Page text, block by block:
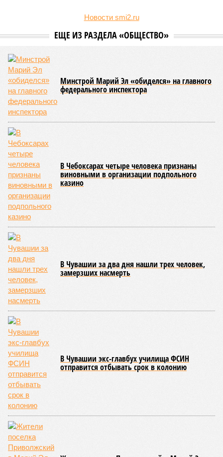
Региональные власти не ограничились
дисциплины в качестве приоритетной, но также утвердили
официальную систему спортивных званий и
соответствующие положения и образцы наградных
атрибутов на уровне правительства субъекта. Согласно
обнародованным материалам, введены удостоверения и
нагрудные знаки мастера спорта Чувашии международного
класса по керешу, а также мастера спорта Чувашии.
Параллельно с этим разработана полная разрядная сетка
по керешу, охватывающая все ступени от третьего
юношеского разряда до уровня кандидата в мастера
спорта. Такая структура призвана обеспечить системность
в подготовке юных атлетов и создать чёткие ориентиры
для последовательного повышения их квалификации.
Керешу представляет собой традиционное единоборство,
уходящее корнями в культуру чувашского народа. Схватка
проходит следующим образом: соперники располагаются
лицом друг к другу, при этом через пояс каждого из них
перекинуто специальное матерчатое полотенце;
удерживаясь за этот элемент экипировки, борцы вступают
в противоборство, основная задача которого заключается в
том, чтобы опрокинуть противника.
Современная версия чувашской национальной борьбы
была создана в 1990-х годах. С того периода дисциплина
переживает этап активного возрождения, сохраняя при
этом неразрывную связь с многовековыми народными
традициями.
В настоящее время керешу демонстрирует рост
популярности. В 2024 году в столице республики, городе
Чебоксары, на базе спортивной школы № 11 состоялось
торжественное открытие Республиканского центра
единоборств «Керешу». площадка имеет все необходимые
условия для полноценной подготовки спортсменов
высокого класса.
В том же году был проведён первый официальный
чемпионат по керешу, участие в котором приняли
сильнейшие борцы со всех районов Чувашии; турнир